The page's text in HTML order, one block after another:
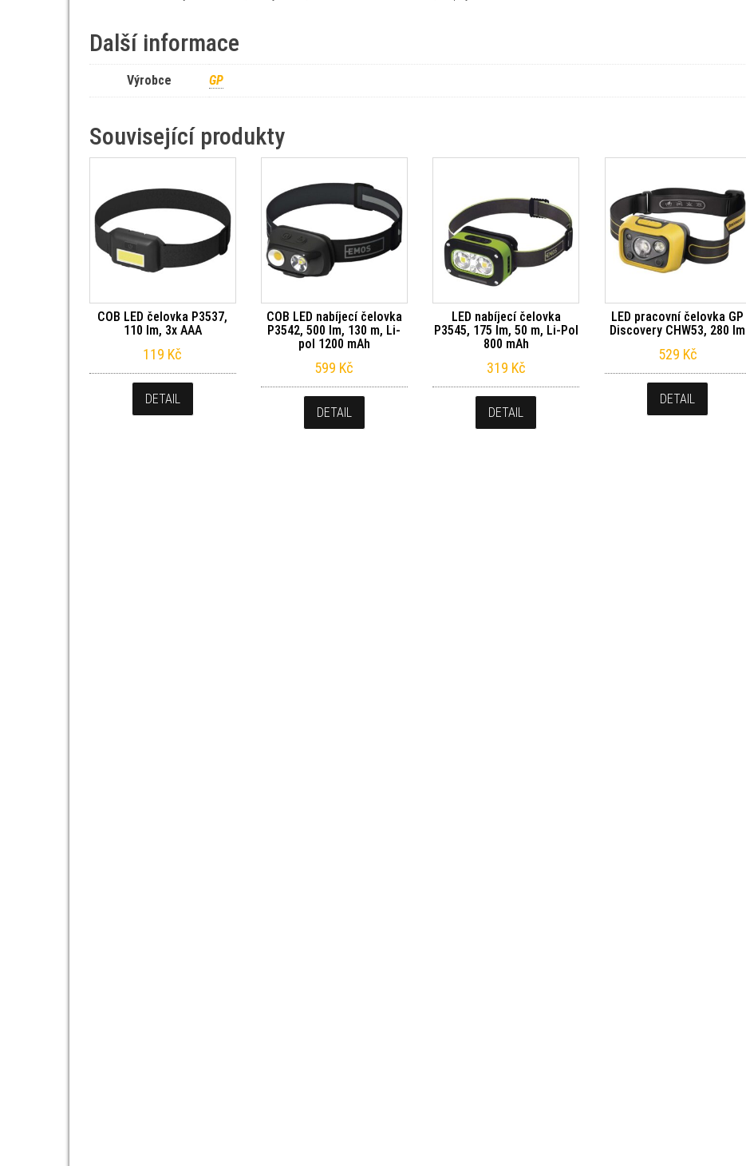
Další informace
Výrobce GP
Související produkty
COB LED čelovka P3537,
110 lm, 3x AAA
119 Kč
DETAIL
COB LED nabíjecí čelovka
P3542, 500 lm, 130 m, Li-
pol 1200 mAh
599 Kč
DETAIL
LED nabíjecí čelovka
P3545, 175 lm, 50 m, Li-Pol
800 mAh
319 Kč
DETAIL
LED pracovní čelovka GP
Discovery CHW53, 280 lm
529 Kč
DETAIL